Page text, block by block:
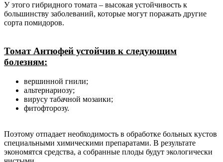
У этого гибридного томата – высокая устойчивость к
большинству заболеваний, которые могут поражать другие
сорта помидоров.
Томат Антюфей устойчив к следующим
болезням:
вершинной гнили;
альтернариозу;
вирусу табачной мозаики;
фитофторозу.
Поэтому отпадает необходимость в обработке больных кустов
специальными химическими препаратами. В результате
экономятся средства, а собранные плоды будут экологически